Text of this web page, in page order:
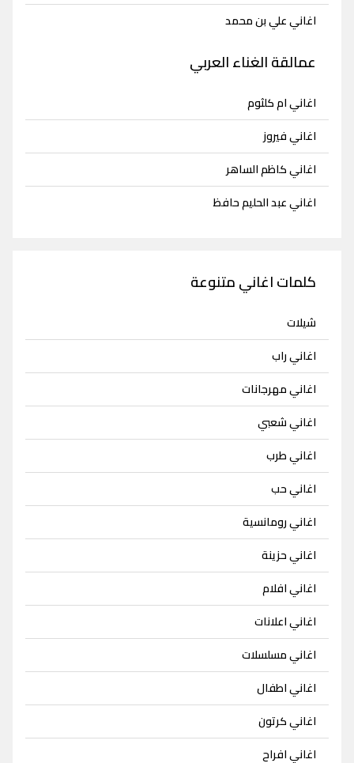
اغاني علي بن محمد
عمالقة الغناء العربي
اغاني ام كلثوم
اغاني فيروز
اغاني كاظم الساهر
اغاني عبد الحليم حافظ
كلمات اغاني متنوعة
شيلات
اغاني راب
اغاني مهرجانات
اغاني شعبي
اغاني طرب
اغاني حب
اغاني رومانسية
اغاني حزينة
اغاني افلام
اغاني اعلانات
اغاني مسلسلات
اغاني اطفال
اغاني كرتون
اغاني افراح